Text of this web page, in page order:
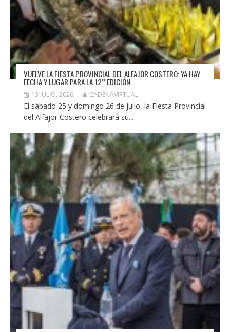
VUELVE LA FIESTA PROVINCIAL DEL ALFAJOR COSTERO: YA HAY
FECHA Y LUGAR PARA LA 12° EDICIÓN
13 JULIO, 2026 CADENAVIRTUAL
El sábado 25 y domingo 26 de julio, la Fiesta Provincial
del Alfajor Costero celebrará su...